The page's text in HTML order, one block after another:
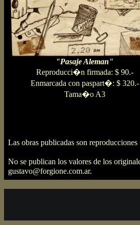
"Pasaje Aleman"
Reproducci�n firmada: $ 90.-
Enmarcada con paspart�: $ 320.-
Tama�o A3
Las obras publicadas son
No se publican los valores de los
gustavo@forgione.com.ar.